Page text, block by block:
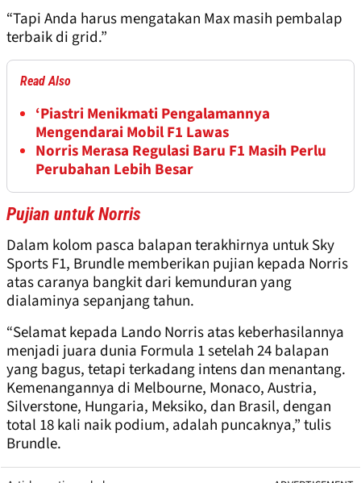
“Tapi Anda harus mengatakan Max masih pembalap
terbaik di grid.”
Read Also
‘Piastri Menikmati Pengalamannya
Mengendarai Mobil F1 Lawas
Norris Merasa Regulasi Baru F1 Masih Perlu
Perubahan Lebih Besar
Pujian untuk Norris
Dalam kolom pasca balapan terakhirnya untuk Sky
Sports F1, Brundle memberikan pujian kepada Norris
atas caranya bangkit dari kemunduran yang
dialaminya sepanjang tahun.
“Selamat kepada Lando Norris atas keberhasilannya
menjadi juara dunia Formula 1 setelah 24 balapan
yang bagus, tetapi terkadang intens dan menantang.
Kemenangannya di Melbourne, Monaco, Austria,
Silverstone, Hungaria, Meksiko, dan Brasil, dengan
total 18 kali naik podium, adalah puncaknya,” tulis
Brundle.